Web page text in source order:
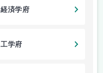
経済学府
工学府